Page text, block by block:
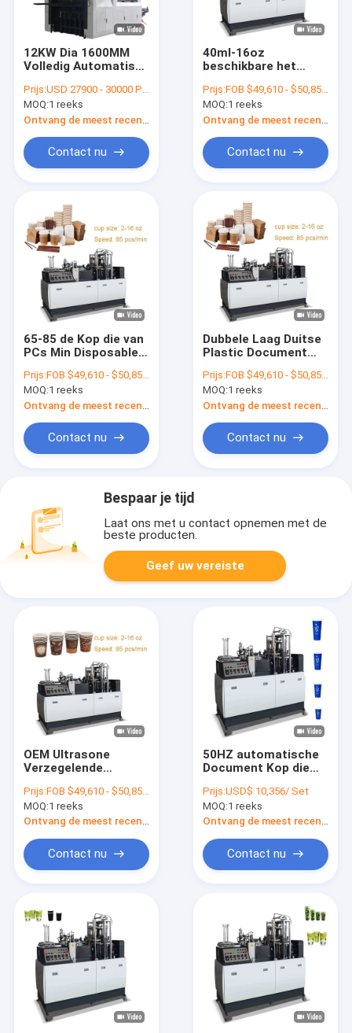
12KW Dia 1600MM
Volledig Automatisch
het Vouwen van
Machine
Prijs:USD 27900 - 30000 PER SET FOB
MOQ:1 reeks
Contact nu
40ml-16oz
beschikbare het
Koffiethee Kop die
Machines maken het
Automatische
Prijs:FOB $49,610 - $50,850 / Set
MOQ:1 reeks
Contact nu
65-85 de Kop die van
PCs Min Disposable
Machines maken het
Automatische
Vormen zich
Prijs:FOB $49,610 - $50,850 / Set
MOQ:1 reeks
Contact nu
Dubbele Laag Duitse
Plastic Document
Automatisch maken
Volledige
Prijs:FOB $49,610 - $50,850 / Set
MOQ:1 reeks
Contact nu
Bespaar je tijd
Laat ons met u contact opnemen met de
beste producten.
Geef uw vereiste
OEM Ultrasone
Verzegelende
Machineshoge
snelheid 150-
350g/M2 maken
Prijs:FOB $49,610 - $50,850 / Set
MOQ:1 reeks
Ontvang de meest recente Prijs
Contact nu
50HZ automatische
Document Kop die
Roomijs maken het
Maken van Machine
tot een kom vormen
Prijs:USD$ 10,356/ Set
MOQ:1 reeks
Ontvang de meest recente Prijs
Contact nu